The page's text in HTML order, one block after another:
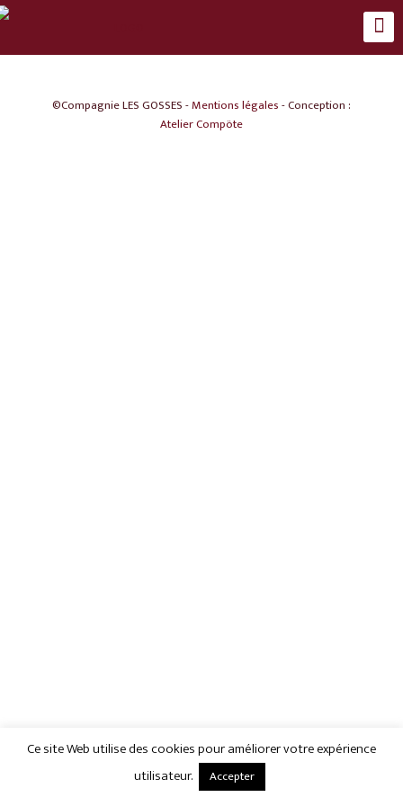
©Compagnie LES GOSSES -Mentions légales- Conception :
Atelier Compöte
Ce site Web utilise des cookies pour améliorer votre expérience
utilisateur.
Accepter